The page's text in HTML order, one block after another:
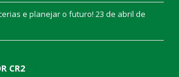
e planejar o futuro! 23 de abril de
CR2